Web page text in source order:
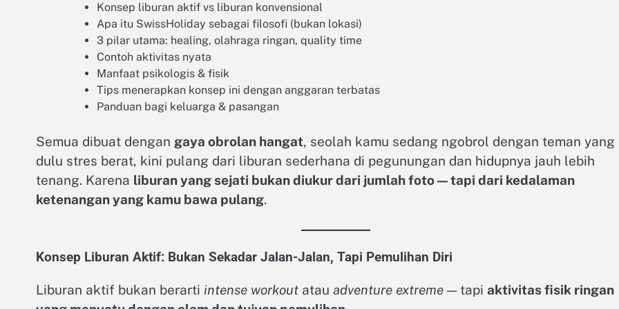
Konsep liburan aktif vs liburan konvensional
Apa itu SwissHoliday sebagai filosofi (bukan lokasi)
3 pilar utama: healing, olahraga ringan, quality time
Contoh aktivitas nyata
Manfaat psikologis & fisik
Tips menerapkan konsep ini dengan anggaran terbatas
Panduan bagi keluarga & pasangan
Semua dibuat dengan gaya obrolan hangat, seolah kamu sedang ngobrol dengan teman yang
dulu stres berat, kini pulang dari liburan sederhana di pegunungan dan hidupnya jauh lebih
tenang. Karena liburan yang sejati bukan diukur dari jumlah foto — tapi dari kedalaman
ketenangan yang kamu bawa pulang.
Konsep Liburan Aktif: Bukan Sekadar Jalan-Jalan, Tapi Pemulihan Diri
Liburan aktif bukan berarti intense workout atau adventure extreme — tapi aktivitas fisik ringan